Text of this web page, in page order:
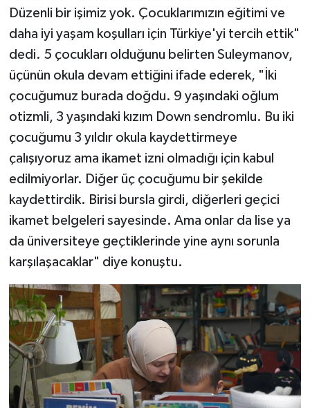
Düzenli bir işimiz yok. Çocuklarımızın eğitimi ve
daha iyi yaşam koşulları için Türkiye'yi tercih ettik"
dedi. 5 çocukları olduğunu belirten Suleymanov,
üçünün okula devam ettiğini ifade ederek, "İki
çocuğumuz burada doğdu. 9 yaşındaki oğlum
otizmli, 3 yaşındaki kızım Down sendromlu. Bu iki
çocuğumu 3 yıldır okula kaydettirmeye
çalışıyoruz ama ikamet izni olmadığı için kabul
edilmiyorlar. Diğer üç çocuğumu bir şekilde
kaydettirdik. Birisi bursla girdi, diğerleri geçici
ikamet belgeleri sayesinde. Ama onlar da lise ya
da üniversiteye geçtiklerinde yine aynı sorunla
karşılaşacaklar" diye konuştu.